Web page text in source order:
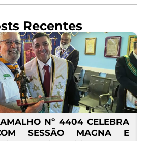
Recentes
Nº 4404 CELEBRA
SESSÃO MAGNA E